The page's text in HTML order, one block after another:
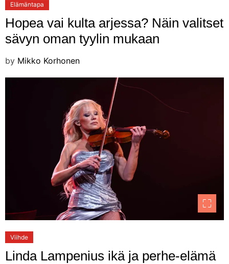
Elämäntapa
Hopea vai kulta arjessa? Näin valitset
sävyn oman tyylin mukaan
by Mikko Korhonen
Viihde
Linda Lampenius ikä ja perhe-elämä